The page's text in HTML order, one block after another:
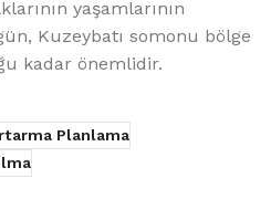
yaşamlarının
Kuzeybatı somonu bölge
kadar önemlidir.
Planlama